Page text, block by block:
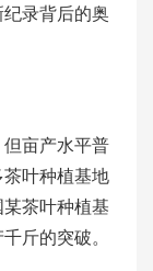
录背后的奥
亩产水平普
叶种植基地
茶叶种植基
斤的突破。